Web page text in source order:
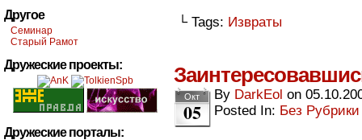
Другое
Семинар
Старый Рамот
Дружеские проекты:
Дружеские порталы:
└ Tags: Извраты
Окт
05
By DarkEol on
Posted In: Без Рубрики